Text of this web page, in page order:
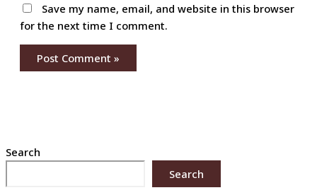
Save my name, email, and website in this browser
for the next time I comment.
Search
Search